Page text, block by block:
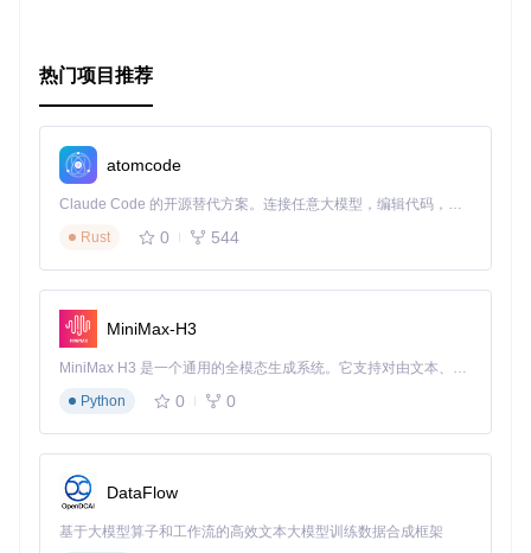
模型评估：使用交叉验证和测试集评估模型性能，确保模型
的泛化能力。
4、典型生态项目
相关项目
torchvision：提供常用的数据集、模型架构和图像转换工
具。
TensorBoard：用于可视化训练过程和模型性能。
集成示例
from torch.utils.tensorboard
writer = SummaryWriter()
for epoch in range(num_epochs):
for inputs, labels in dataloader:
# ...
        writer.add_scalar(
'training loss' , loss.item(),
热门项目推荐
atomcode
Claude Code 的开源替代方案。连接任意大模型，编辑代码，运行命令，自动验证 — 全自动执行。用 Rust 构建，极致性能。 ｜ An open-source alternative to Claude Code. Connect any LLM, edit code, run commands, and verify changes — autonomously. Built in Rust for speed. Get Started
Rust
0 544
MiniMax-H3
MiniMax H3 是一个通用的全模态生成系统。它支持对由文本、图像、视频和音频组成的多模态上下文进行统一理解，并能生成分辨率高达 2K、时长可达 15 秒的带原生立体声音频的视频。得益于面向任务泛化的系统设计，H3 在预训练阶段就已具备广泛的多模态上下文理解与生成能力，能够出色地执行复杂的多模态指令。
Python
0 0
DataFlow
基于大模型算子和工作流的高效文本大模型训练数据合成框架